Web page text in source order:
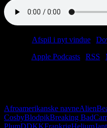
Afspil i nyt vindue
Apple Podcasts RSS
Afroamerikanske navneAlien
CosbyBlodpikBreaking Bad